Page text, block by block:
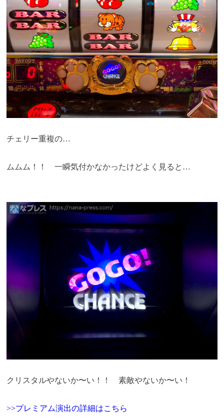
チェリー重複の…
ムムム！！ 一瞬気付かなかったけどよく見ると…
クリスタルやないか〜い！！ 素敵やないか〜い！
>>プレミアム演出の詳細はこちら